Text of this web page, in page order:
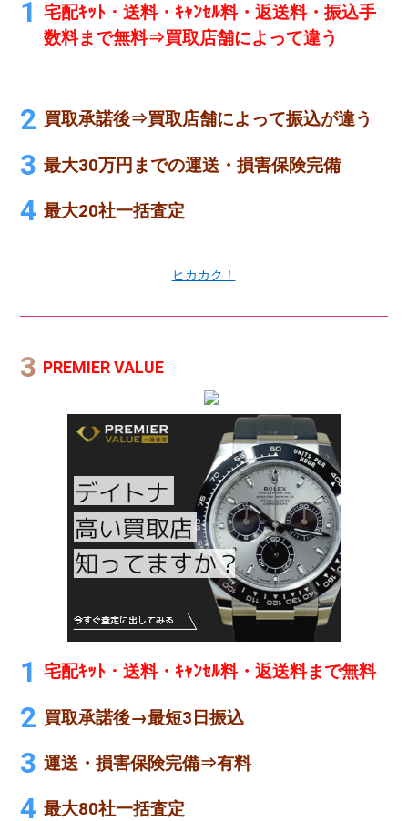
宅配ｷｯﾄ・送料・ｷｬﾝｾﾙ料・返送料・振込手
数料まで無料⇒買取店舗によって違う
買取承諾後⇒買取店舗によって振込が違う
最大30万円までの運送・損害保険完備
最大20社一括査定
ヒカカク！
PREMIER VALUE
宅配ｷｯﾄ・送料・ｷｬﾝｾﾙ料・返送料まで無料
買取承諾後→最短3日振込
運送・損害保険完備⇒有料
最大80社一括査定